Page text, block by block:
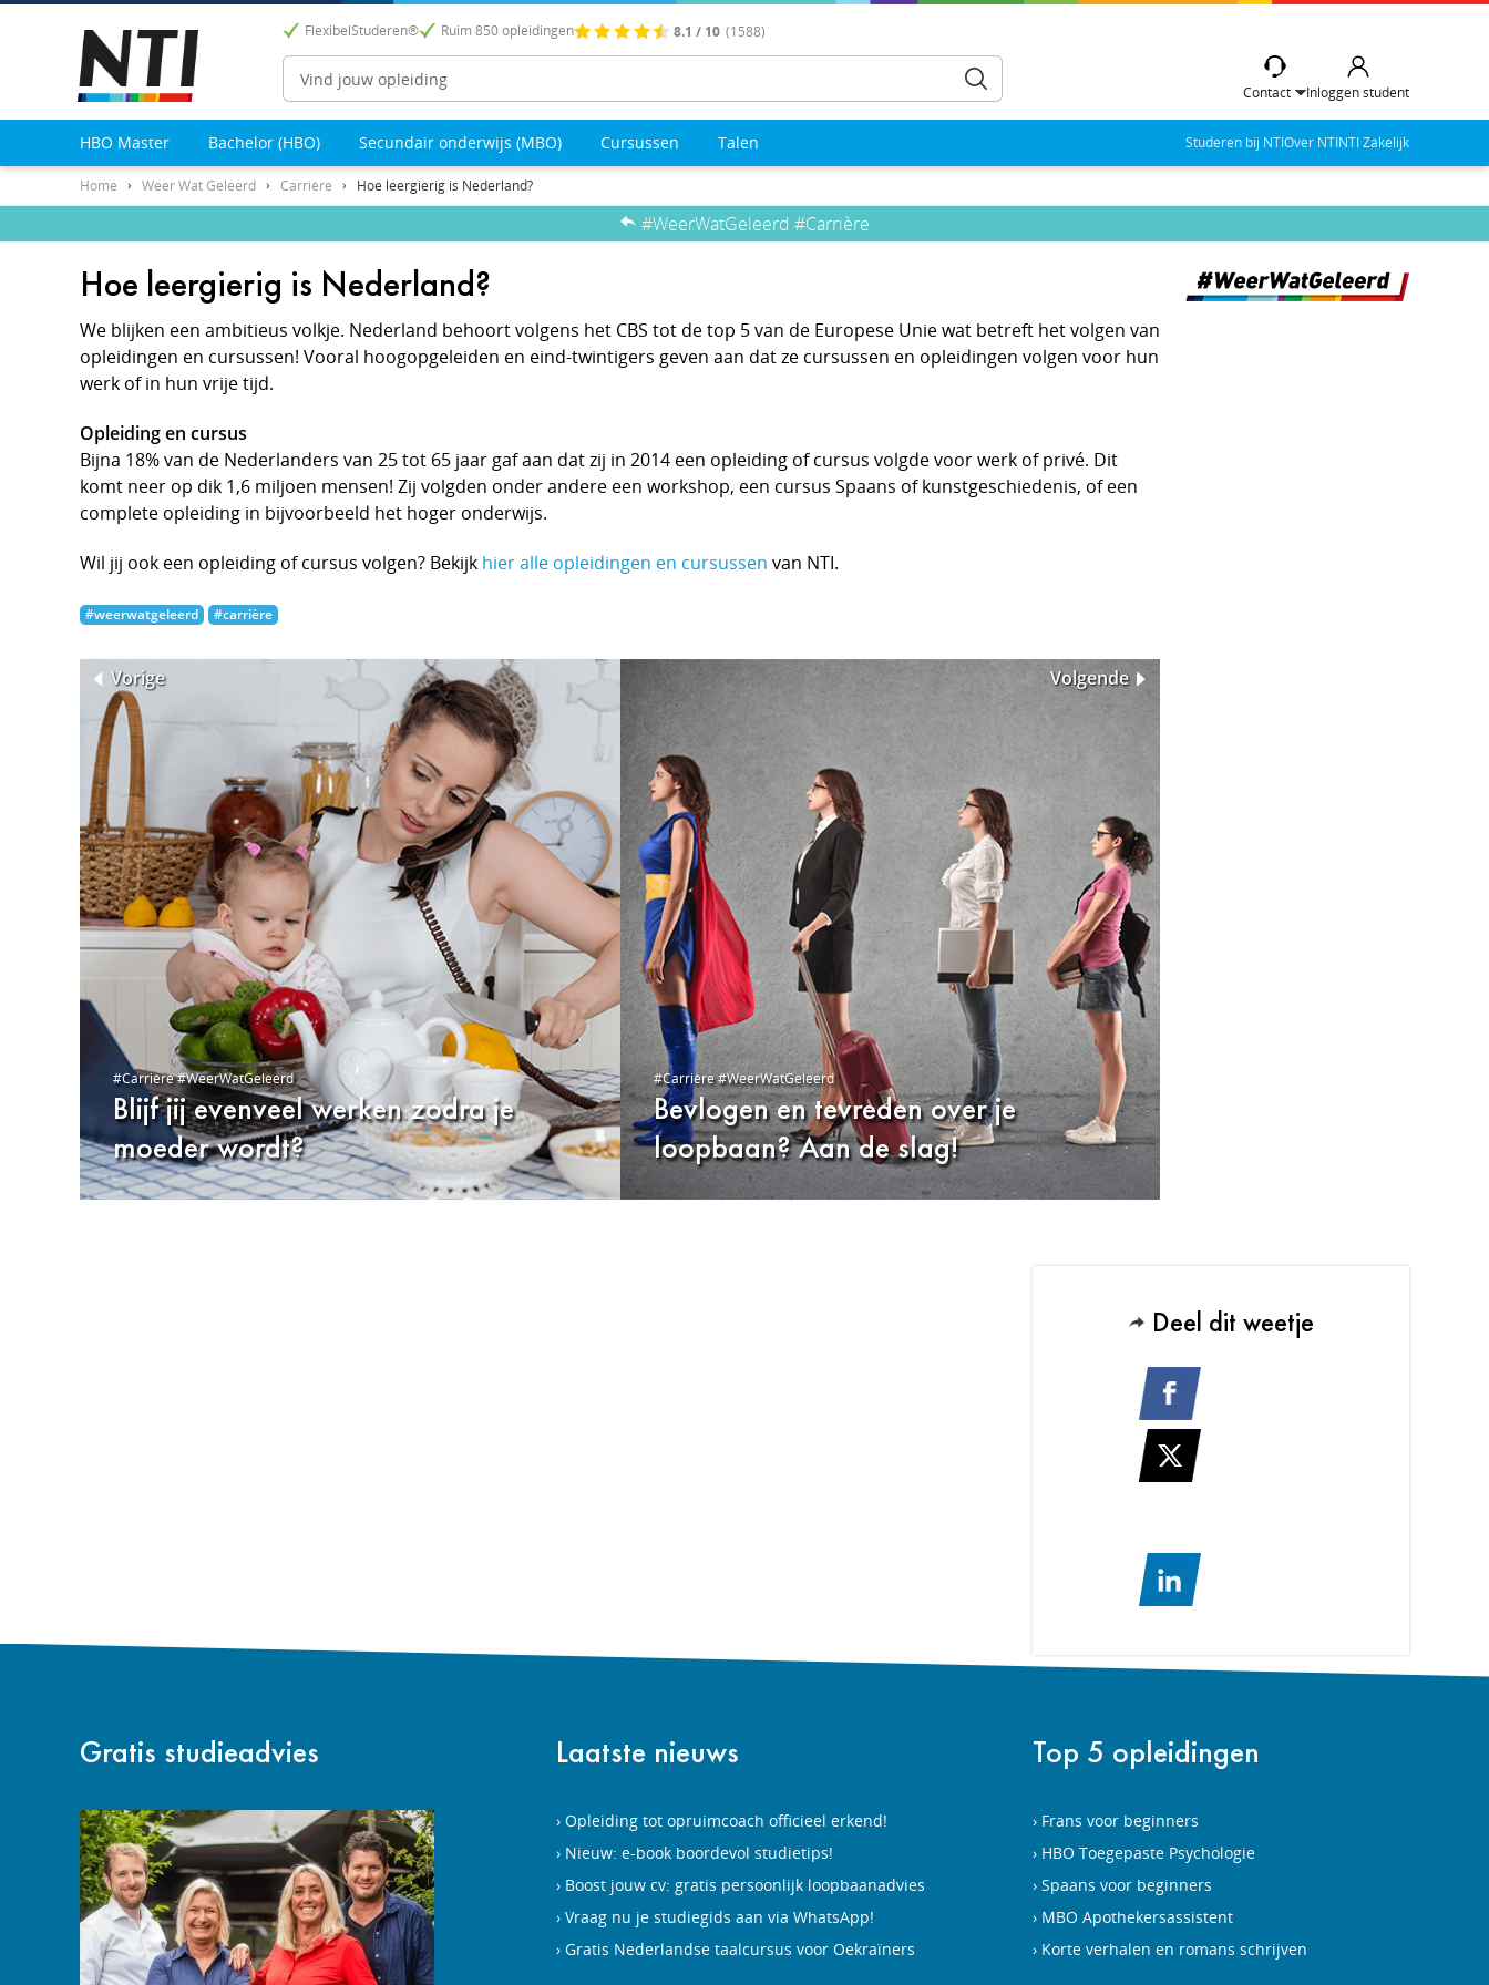
FlexibelStuderen® Ruim 850 opleidingen 8.1 / 10 (1588)
Zoeken
Contact Inloggen student
HBO Master Bachelor (HBO) Secundair onderwijs (MBO) Cursussen Talen Studeren bij NTIOver NTINTI Zakelijk
Home Weer Wat Geleerd Carrière Hoe leergierig is Nederland?
#WeerWatGeleerd #Carrière
Hoe leergierig is Nederland?
We blijken een ambitieus volkje. Nederland behoort volgens het CBS tot de top 5 van de Europese Unie wat betreft het volgen van
opleidingen en cursussen! Vooral hoogopgeleiden en eind-twintigers geven aan dat ze cursussen en opleidingen volgen voor hun
werk of in hun vrije tijd.
Opleiding en cursus
Bijna 18% van de Nederlanders van 25 tot 65 jaar gaf aan dat zij in 2014 een opleiding of cursus volgde voor werk of privé. Dit
komt neer op dik 1,6 miljoen mensen! Zij volgden onder andere een workshop, een cursus Spaans of kunstgeschiedenis, of een
complete opleiding in bijvoorbeeld het hoger onderwijs.
Wil jij ook een opleiding of cursus volgen? Bekijk hier alle opleidingen en cursussen van NTI.
#weerwatgeleerd #carrière
Vorige
#Carrière #WeerWatGeleerd
Blijf jij evenveel werken zodra je
moeder wordt?
Volgende
#Carrière #WeerWatGeleerd
Bevlogen en tevreden over je
loopbaan? Aan de slag!
Deel dit weetje
Gratis studieadvies Laatste nieuws
Opleiding tot opruimcoach officieel erkend!
Nieuw: e-book boordevol studietips!
Boost jouw cv: gratis persoonlijk loopbaanadvies
Vraag nu je studiegids aan via WhatsApp!
Gratis Nederlandse taalcursus voor Oekraïners
Top 5 opleidingen
Frans voor beginners
HBO Toegepaste Psychologie
Spaans voor beginners
MBO Apothekersassistent
Korte verhalen en romans schrijven